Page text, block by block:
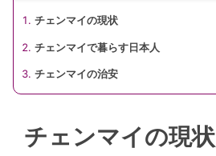
チェンマイの現状
チェンマイで暮らす日本人
チェンマイの治安
チェンマイの現状